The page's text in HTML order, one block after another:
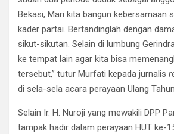
Bekasi, Mari kita bangun kebersamaan
kader partai. Bertandinglah dengan
sikut-sikutan. Selain di lumbung
ke tempat lain agar kita bisa
tersebut,” tutur Murfati kepada jurnalis
di sela-sela acara perayaan Ulang
Selain Ir. H. Nuroji yang mewakili DPP
tampak hadir dalam perayaan HUT ke-